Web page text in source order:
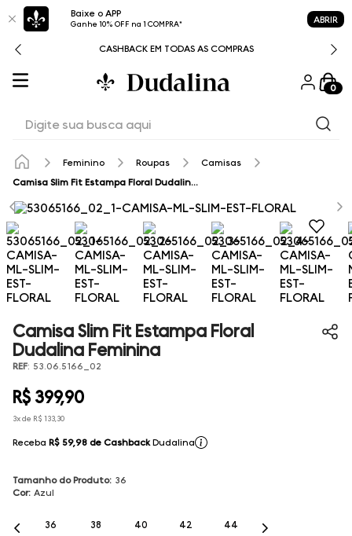
Baixe o APP
Ganhe 10% OFF na 1 COMPRA* ABRIR
CASHBACK EM TODAS AS COMPRAS
0
Feminino Roupas
Camisas
Camisa Slim Fit Estampa Floral Dudalina Feminina
Camisa Slim Fit Estampa Floral
Dudalina Feminina
REF: 53.06.5166_02
R$ 399,90
3x de R$ 133,30
Receba R$ 59,98 de Cashback Dudalina
Tamanho do Produto: 36
Cor: Azul
36 38 40 42 44